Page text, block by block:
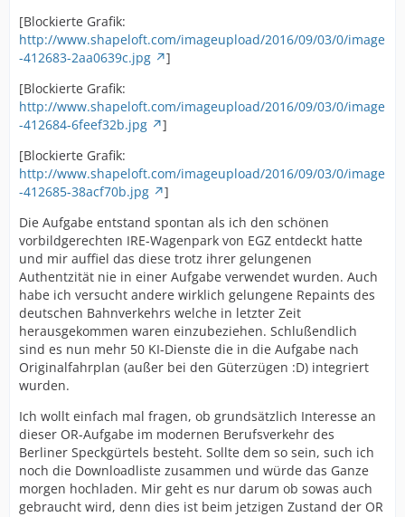
[Blockierte Grafik:
http://www.shapeloft.com/imageupload/2016/09/03/0/image
-412683-2aa0639c.jpg
]
[Blockierte Grafik:
http://www.shapeloft.com/imageupload/2016/09/03/0/image
-412684-6feef32b.jpg
]
[Blockierte Grafik:
http://www.shapeloft.com/imageupload/2016/09/03/0/image
-412685-38acf70b.jpg
]
Die Aufgabe entstand spontan als ich den schönen
vorbildgerechten IRE-Wagenpark von EGZ entdeckt hatte
und mir auffiel das diese trotz ihrer gelungenen
Authentzität nie in einer Aufgabe verwendet wurden. Auch
habe ich versucht andere wirklich gelungene Repaints des
deutschen Bahnverkehrs welche in letzter Zeit
herausgekommen waren einzubeziehen. Schlußendlich
sind es nun mehr 50 KI-Dienste die in die Aufgabe nach
Originalfahrplan (außer bei den Güterzügen :D) integriert
wurden.
Ich wollt einfach mal fragen, ob grundsätzlich Interesse an
dieser OR-Aufgabe im modernen Berufsverkehr des
Berliner Speckgürtels besteht. Sollte dem so sein, such ich
noch die Downloadliste zusammen und würde das Ganze
morgen hochladen. Mir geht es nur darum ob sowas auch
gebraucht wird, denn dies ist beim jetzigen Zustand der OR